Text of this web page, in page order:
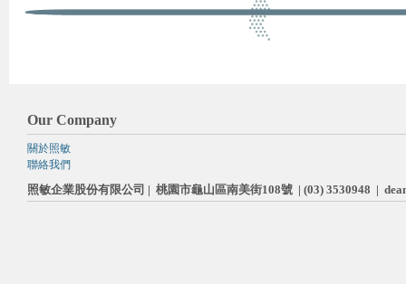
Our Company
關於照敏
聯絡我們
照敏企業股份有限公司 | 桃園市龜山區南美街108號 | (03) 3530948 |